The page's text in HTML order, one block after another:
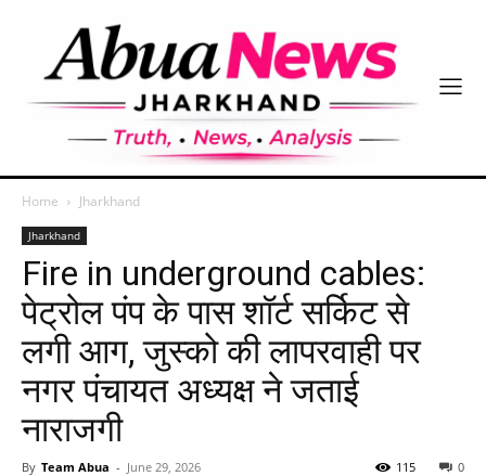
Home Jharkhand
Jharkhand
Fire in underground cables:
पेट्रोल पंप के पास शॉर्ट सर्किट से
लगी आग, जुस्को की लापरवाही पर
नगर पंचायत अध्यक्ष ने जताई
नाराजगी
By Team Abua - June 29, 2026 0
115